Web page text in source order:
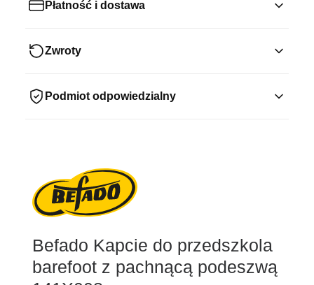
Płatność i dostawa
Zwroty
Podmiot odpowiedzialny
Befado Kapcie do przedszkola
barefoot z pachnącą podeszwą